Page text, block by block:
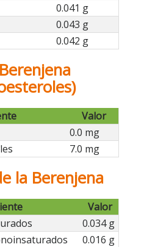
0.041 g
0.043 g
0.042 g
Valor
0.0 mg
7.0 mg
la Berenjena
Valor
0.034 g
0.016 g